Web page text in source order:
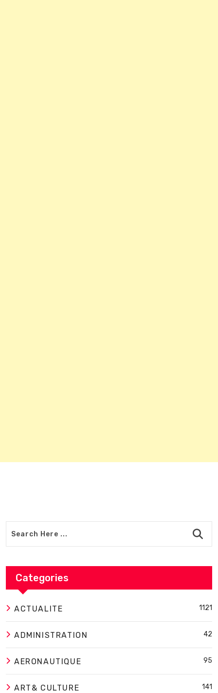
Categories
ACTUALITE 1121
ADMINISTRATION 42
AERONAUTIQUE 95
ART& CULTURE 141